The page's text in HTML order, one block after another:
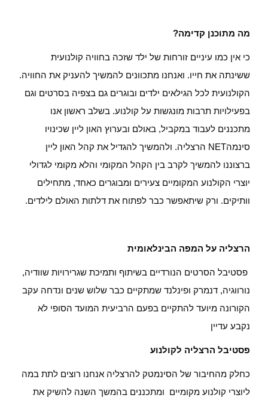
מה מתוכנן קדימה?
כי אין כמו עיניים זורחות של ילד שזכה בחוויה קולנועית
ששינתה את חייו. ואנחנו מתכוונים להמשיך להעניק את החוויה.
הקולנועית לכל הגילאים ילדים ובוגרים גם בצפיה בסרטים וגם
בפעילויות תרבות מונגשות על קולנוע. בשלב ראשון אנו
מתכננים לעבוד במקביל, באולם ובערוץ האון ליין שכינויו
סינמהNET הרצליה. ולהמשיך להגדיל את קהל האון ליין
ברצוננו להמשיך לקרב בין הקהל המקומי והלא מקומי לגדולי
יוצרי הקולנוע המקומיים צעירים ומבוגרים כאחד, מתחילים
וותיקים. ורק שיתאפשר כבר לפתוח את דלתות האולם לילדים.
הרצליה על המפה הבינלאומית
פסטיבל הסרטים הנורדיים בשיתוף ותמיכת שגרירויות שוודיה,
נורווגיה, דנמרק ופינלנד שמתקיים כבר שלוש שנים ונדחה עקב
הקורונה מיועד להתקיים בפעם הרביעית המועד הסופי לא
נקבע עדיין
פסטיבל הרצליה לקולנוע
כחלק מהחיבור של הסינמטק להרצליה אנחנו רוצים לתת במה
ליוצרי קולנוע מקומיים ומתכננים בהמשך השנה להשיק את